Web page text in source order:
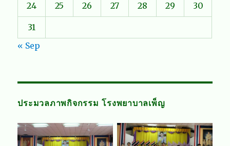
24 25 26 27 28 29 30
31
« Sep
ประมวลภาพกิจกรรม โรงพยาบาลเพ็ญ